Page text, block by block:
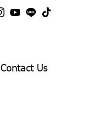
Contact Us